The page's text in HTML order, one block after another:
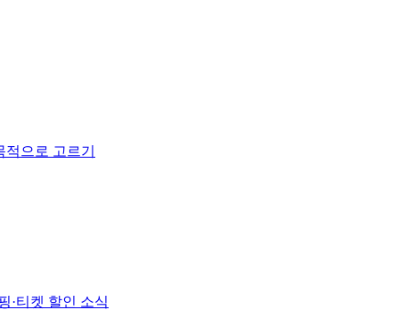
으로 고르기
·티켓 할인 소식